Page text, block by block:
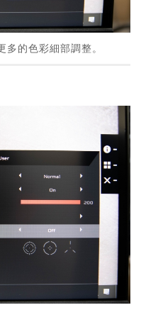
的色彩細部調整。